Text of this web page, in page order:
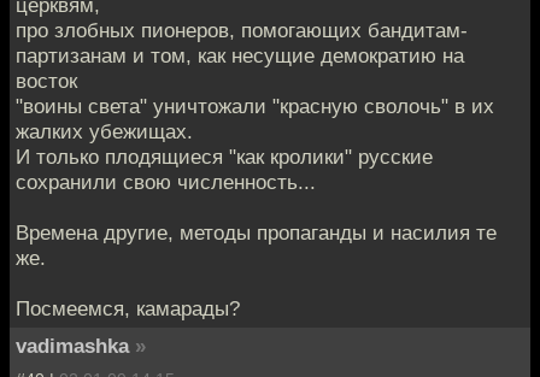
про злобных пионеров, помогающих бандитам-
партизанам и том, как несущие демократию на
восток
"воины света" уничтожали "красную сволочь" в их
жалких убежищах.
И только плодящиеся "как кролики" русские
сохранили свою численность...
Времена другие, методы пропаганды и насилия те
же.
Посмеемся, камарады?
vadimashka »